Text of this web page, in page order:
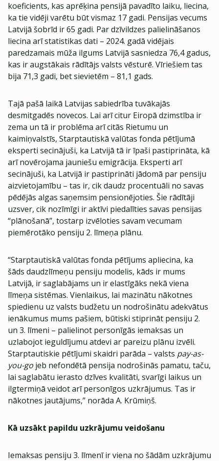
koeficients, kas aprēķina pensijā pavadīto laiku, liecina,
ka tie vidēji varētu būt vismaz 17 gadi. Pensijas vecums
Latvijā šobrīd ir 65 gadi. Par dzīvildzes palielināšanos
liecina arī statistikas dati – 2024. gadā vidējais
paredzamais mūža ilgums Latvijā sasniedza 76,4 gadus,
kas ir augstākais rādītājs valsts vēsturē. Vīriešiem tas
bija 71,3 gadi, bet sievietēm – 81,1 gads.
Tajā pašā laikā Latvijas sabiedrība tuvākajās
desmitgadēs novecos. Lai arī citur Eiropā dzimstība ir
zema un tā ir problēma arī citās Rietumu un
kaimiņvalstīs, Starptautiskā valūtas fonda pētījumā
eksperti secinājuši, ka Latvijā tā ir īpaši pastiprināta, kā
arī novērojama jauniešu emigrācija. Eksperti arī
secinājuši, ka Latvijā ir pastiprināti jādomā par pensiju
aizvietojamību – tas ir, cik daudz procentuāli no savas
pēdējās algas saņemsim pensionējoties. Šie rādītāji
uzsver, cik nozīmīgi ir aktīvi piedalīties savas pensijas
“plānošanā”, tostarp izvēloties savam vecumam
piemērotāko pensiju 2. līmeņa plānu.
“Starptautiskā valūtas fonda pētījums apliecina, ka
šāds daudzlīmeņu pensiju modelis, kāds ir mums
Latvijā, ir saglabājams un ir elastīgāks nekā viena
līmeņa sistēmas. Vienlaikus, lai mazinātu nākotnes
spiedienu uz valsts budžetu un nodrošinātu adekvātus
ienākumus mums pašiem, būtiski stiprināt pensiju 2.
un 3. līmeni – palielinot personīgās iemaksas un
uzlabojot ieguldījumu atdevi ar pareizu plānu izvēli.
Starptautiskie pētījumi skaidri parāda – valsts pay-as-
you-go jeb nefondētā pensija nodrošinās pamatu, taču,
lai saglabātu ierasto dzīves kvalitāti, svarīgi laikus un
ilgtermiņā veidot arī personīgos uzkrājumus. Tas ir
nākotnes jautājums,” norāda A. Krūmiņš.
Kā uzsākt papildu uzkrājumu veidošanu
Iemaksas pensiju 3. līmenī ir viena no šādām uzkrājumu